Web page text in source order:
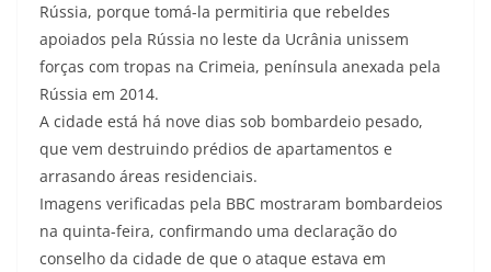
Rússia, porque tomá-la permitiria que rebeldes
apoiados pela Rússia no leste da Ucrânia unissem
forças com tropas na Crimeia, península anexada pela
Rússia em 2014.
A cidade está há nove dias sob bombardeio pesado,
que vem destruindo prédios de apartamentos e
arrasando áreas residenciais.
Imagens verificadas pela BBC mostraram bombardeios
na quinta-feira, confirmando uma declaração do
conselho da cidade de que o ataque estava em